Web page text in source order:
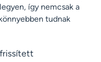
így nemcsak a
tudnak